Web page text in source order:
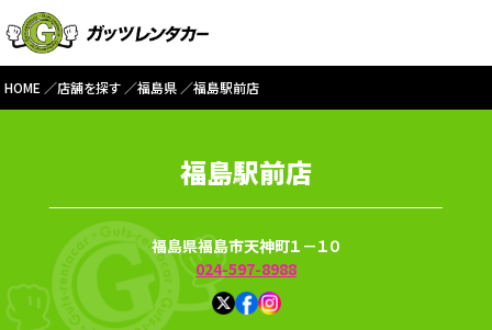
HOME 店舗を探す 福島県 福島駅前店
福島駅前店
福島県福島市天神町１－１０
024-597-8988